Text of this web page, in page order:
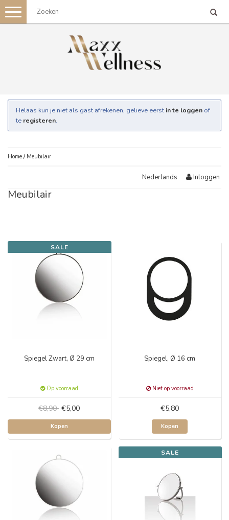
Toggle
navigation
Helaas kun je niet als gast afrekenen, gelieve eerst in te loggen of
te registeren.
Home / Meubilair
Nederlands Inloggen
Meubilair
SALE
Spiegel Zwart, Ø 29 cm
Op voorraad
€8,90 €5,00
Kopen
Spiegel, Ø 16 cm
Niet op voorraad
€5,80
Kopen
SALE